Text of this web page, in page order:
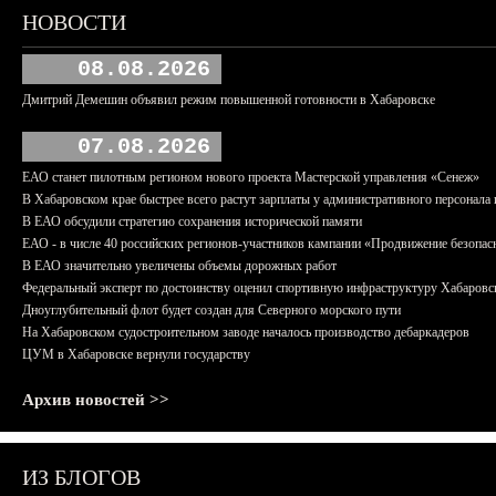
НОВОСТИ
08.08.2026
Дмитрий Демешин объявил режим повышенной готовности в Хабаровске
07.08.2026
ЕАО станет пилотным регионом нового проекта Мастерской управления «Сенеж»
В Хабаровском крае быстрее всего растут зарплаты у административного персонала
В ЕАО обсудили стратегию сохранения исторической памяти
ЕАО - в числе 40 российских регионов-участников кампании «Продвижение
В ЕАО значительно увеличены объемы дорожных работ
Федеральный эксперт по достоинству оценил спортивную инфраструктуру
Дноуглубительный флот будет создан для Северного морского пути
На Хабаровском судостроительном заводе началось производство дебаркадеров
ЦУМ в Хабаровске вернули государству
Архив новостей >>
ИЗ БЛОГОВ